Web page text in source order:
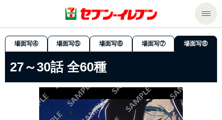
商品のご案内
商品のご案内トップ
今週の新商品
セール・キャンペーン
サービス
場面写④ 場面写⑤ 場面写⑥ 場面写⑦ 場面写⑧
27～30話 全60種